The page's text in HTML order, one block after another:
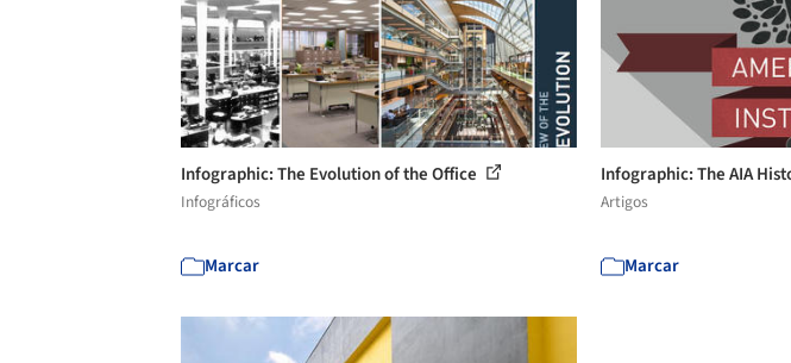
Infographic: The Evolution of the Office
Infográficos
Marcar
Infographic: The AIA
Artigos
Marcar